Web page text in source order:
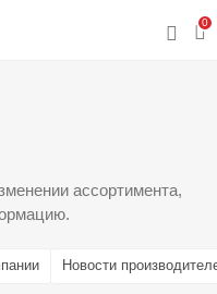
0
ассортимента,
Новости